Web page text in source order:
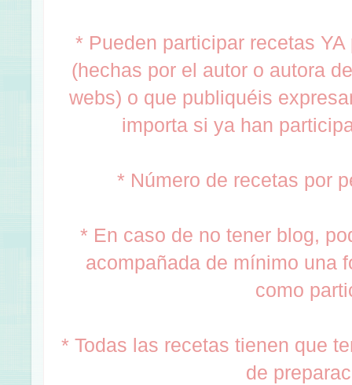
* Pueden participar recetas
(hechas por el autor o autora
webs) o que publiquéis
importa si ya han
* Número de recetas por
* En caso de no tener blog,
acompañada de mínimo una
como
* Todas las recetas tienen que
de